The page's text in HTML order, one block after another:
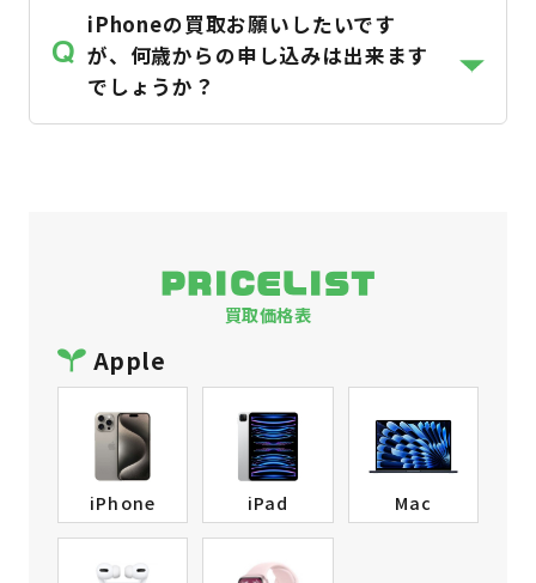
Q
iPhoneの買取お願いしたいです
が、何歳からの申し込みは出来ます
でしょうか？
PRICELIST
買取価格表
Apple
iPhone iPad Mac